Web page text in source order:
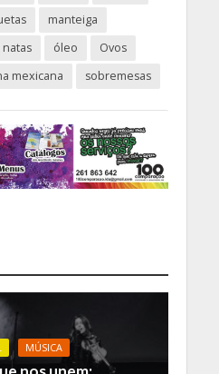
manteiga
natas óleo
Ovos
mexicana sobremesas
MÚSICA